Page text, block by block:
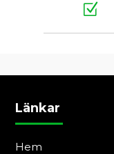
Z
Länkar
Hem